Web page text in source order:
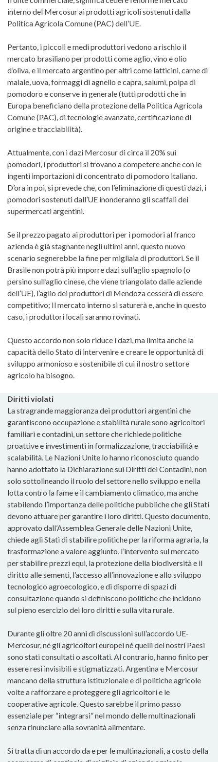
interno del Mercosur ai prodotti agricoli sostenuti dalla
Politica Agricola Comune (PAC) dell’UE.
Pertanto, i piccoli e medi produttori vedono a rischio il
mercato brasiliano per prodotti come aglio, vino e olio
d’oliva, e il mercato argentino per altri come latticini, carne di
maiale, uova, formaggi di agnello e capra, salumi, polpa di
pomodoro e conserve in generale (tutti prodotti che in
Europa beneficiano della protezione della Politica Agricola
Comune (PAC), di tecnologie avanzate, certificazione di
origine e tracciabilità).
Attualmente, con i dazi Mercosur di circa il 20% sui
pomodori, i produttori si trovano a competere anche con le
ingenti importazioni di concentrato di pomodoro italiano.
D’ora in poi, si prevede che, con l’eliminazione di questi dazi, i
pomodori sostenuti dall’UE inonderanno gli scaffali dei
supermercati argentini.
Se il prezzo pagato ai produttori per i pomodori al franco
azienda è già stagnante negli ultimi anni, questo nuovo
scenario segnerebbe la fine per migliaia di produttori. Se il
Brasile non potrà più imporre dazi sull’aglio spagnolo (o
persino sull’aglio cinese, che viene triangolato dalle aziende
dell’UE), l’aglio dei produttori di Mendoza cesserà di essere
competitivo; Il mercato interno si saturerà e, anche in questo
caso, i produttori locali saranno rovinati.
Questo accordo non solo riduce i dazi, ma limita anche la
capacità dello Stato di intervenire e creare le opportunità di
sviluppo armonioso e sostenibile di cui il nostro settore
agricolo ha bisogno.
Diritti violati
La stragrande maggioranza dei produttori argentini che
garantiscono occupazione e stabilità rurale sono agricoltori
familiari e contadini, un settore che richiede politiche
proattive e investimenti in formalizzazione, tracciabilità e
scalabilità. Le Nazioni Unite lo hanno riconosciuto quando
hanno adottato la Dichiarazione sui Diritti dei Contadini, non
solo sottolineando il ruolo del settore nello sviluppo e nella
lotta contro la fame e il cambiamento climatico, ma anche
stabilendo l’importanza delle politiche pubbliche che gli Stati
devono attuare per garantire i loro diritti. Questo documento,
approvato dall’Assemblea Generale delle Nazioni Unite,
chiede agli Stati di stabilire politiche per la riforma agraria, la
trasformazione a valore aggiunto, l’intervento sul mercato
per stabilire prezzi equi, la protezione della biodiversità e il
diritto alle sementi, l’accesso all’innovazione e allo sviluppo
tecnologico agroecologico, e di disporre di spazi di
consultazione quando si definiscono politiche che incidono
sul pieno esercizio dei loro diritti e sulla vita rurale.
Durante gli oltre 20 anni di discussioni sull’accordo UE-
Mercosur, né gli agricoltori europei né quelli dei nostri Paesi
sono stati consultati o ascoltati. Al contrario, hanno finito per
essere resi invisibili e stigmatizzati. Argentina e Mercosur
mancano della struttura istituzionale e di politiche agricole
volte a rafforzare e proteggere gli agricoltori e le
cooperative agricole. Questo sarebbe il primo passo
essenziale per “integrarsi” nel mondo delle multinazionali
senza rinunciare alla sovranità alimentare.
Si tratta di un accordo da e per le multinazionali, a costo della